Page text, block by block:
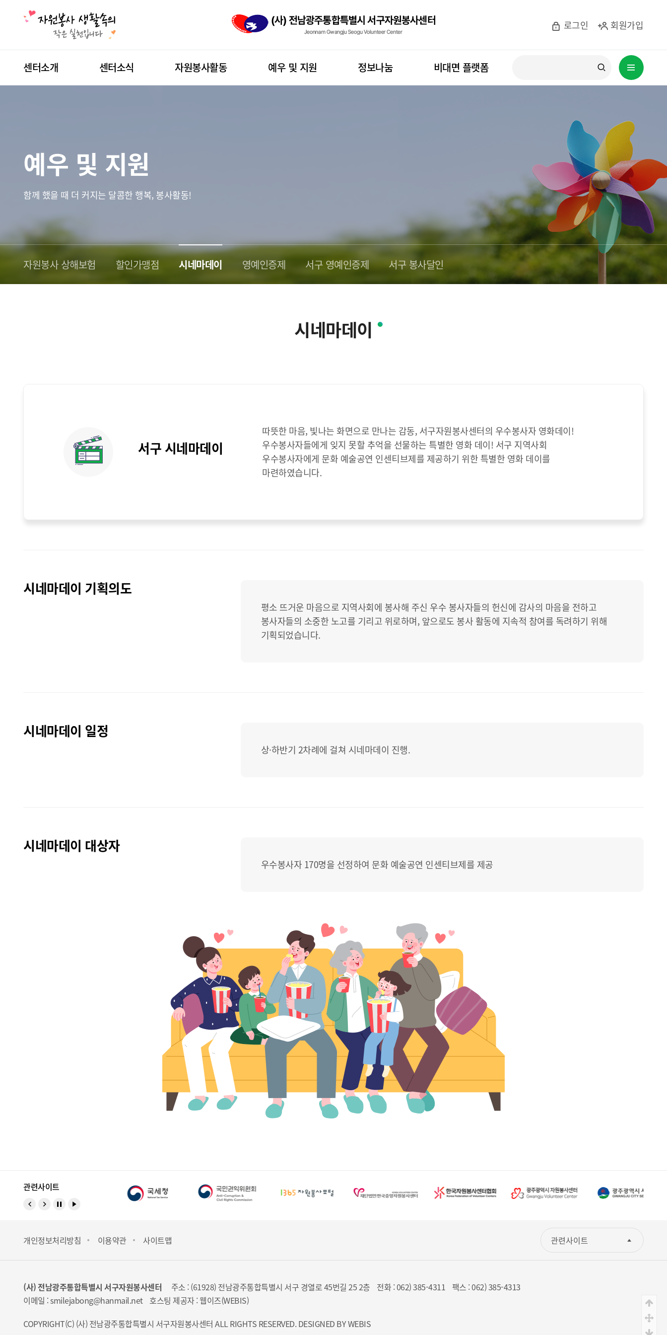
로그인 회원가입
센터소개 센터소식 자원봉사활동 예우 및 지원 정보나눔 비대면 플랫폼
전체검색
예우 및 지원
함께 했을 때 더 커지는 달콤한 행복, 봉사활동!
자원봉사 상해보험 할인가맹점 시네마데이 영예인증제 서구 영예인증제 서구 봉사달인
시네마데이
서구 시네마데이
따뜻한 마음, 빛나는 화면으로 만나는 감동, 서구자원봉사센터의 우수봉사자 영화데이!
우수봉사자들에게 잊지 못할 추억을 선물하는 특별한 영화 데이! 서구 지역사회
우수봉사자에게 문화 예술공연 인센티브제를 제공하기 위한 특별한 영화 데이를
마련하였습니다.
시네마데이 기획의도
평소 뜨거운 마음으로 지역사회에 봉사해 주신 우수 봉사자들의 헌신에 감사의 마음을 전하고
봉사자들의 소중한 노고를 기리고 위로하며, 앞으로도 봉사 활동에 지속적 참여를 독려하기 위해
기획되었습니다.
시네마데이 일정
상·하반기 2차례에 걸쳐 시네마데이 진행.
시네마데이 대상자
우수봉사자 170명을 선정하여 문화 예술공연 인센티브제를 제공
관련사이트
개인정보처리방침 이용약관 사이트맵 관련사이트
(사) 전남광주통합특별시 서구자원봉사센터 주소 : (61928) 전남광주통합특별시 서구 경열로 45번길 25 2층 전화 : 062) 385-4311
팩스 : 062) 385-4313
이메일 : smilejabong@hanmail.net 호스팅 제공자 :웹이즈(WEBIS)
COPYRIGHT(C) (사) 전남광주통합특별시 서구자원봉사센터 ALL RIGHTS RESERVED. DESIGNED BYWEBIS